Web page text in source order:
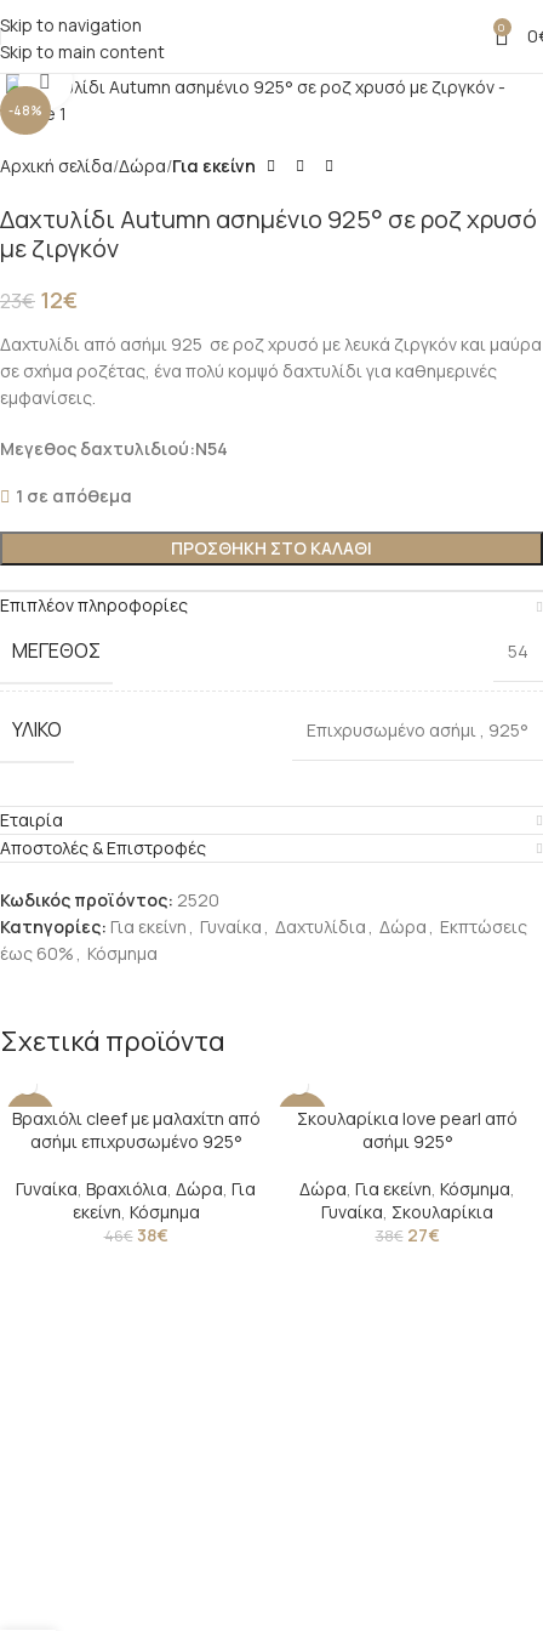
Skip to navigation
Skip to main content
0 0
-48%
Click to enlarge
Αρχική σελίδα Δώρα Για εκείνη
Δαχτυλίδι Autumn ασημένιο 925° σε ροζ χρυσό
με ζιργκόν
23€ 12€
Δαχτυλίδι από ασήμι 925 σε ροζ χρυσό με λευκά ζιργκόν και μαύρα
σε σχήμα ροζέτας, ένα πολύ κομψό δαχτυλίδι για καθημερινές
εμφανίσεις.
Μεγεθος δαχτυλιδιού:Ν54
1 σε απόθεμα
ΠΡΟΣΘΉΚΗ ΣΤΟ ΚΑΛΆΘΙ
Επιπλέον πληροφορίες
ΜΈΓΕΘΟΣ 54
ΥΛΙΚΌ Επιχρυσωμένο ασήμι , 925°
Εταιρία
Αποστολές & Επιστροφές
Κωδικός προϊόντος: 2520
Κατηγορίες: Για εκείνη , Γυναίκα , Δαχτυλίδια , Δώρα , Εκπτώσεις
έως 60% , Κόσμημα
Σχετικά προϊόντα
-17%
Βραχιόλι cleef με μαλαχίτη από
ασήμι επιχρυσωμένο 925°
Γυναίκα, Βραχιόλια, Δώρα, Για
εκείνη, Κόσμημα
46€ 38€
-29%
Σκουλαρίκια love pearl από
ασήμι 925°
Δώρα, Για εκείνη, Κόσμημα,
Γυναίκα, Σκουλαρίκια
38€ 27€